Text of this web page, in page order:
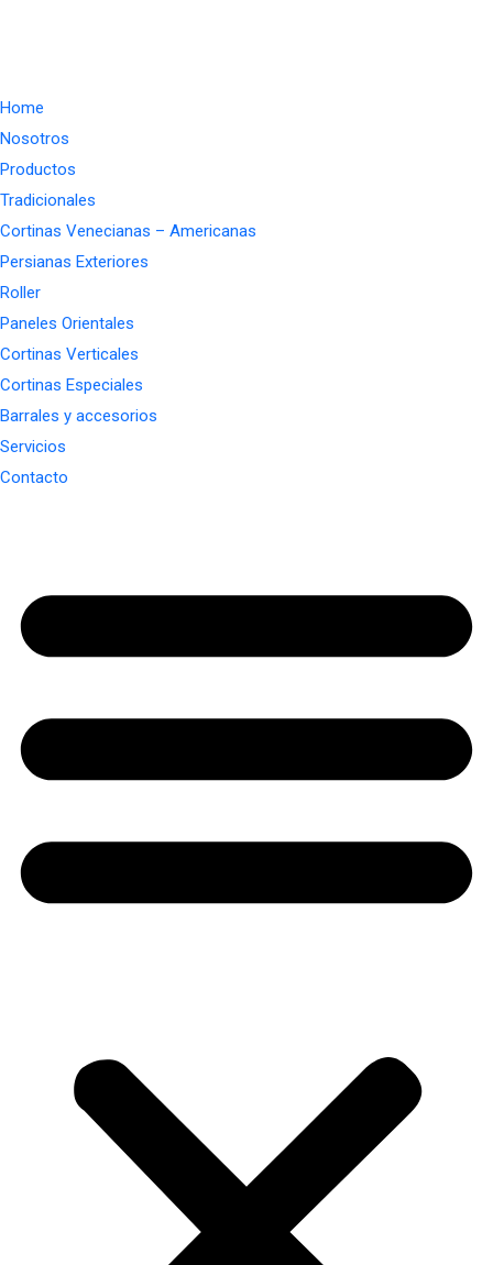
Home
Nosotros
Productos
Tradicionales
Cortinas Venecianas – Americanas
Persianas Exteriores
Roller
Paneles Orientales
Cortinas Verticales
Cortinas Especiales
Barrales y accesorios
Servicios
Contacto